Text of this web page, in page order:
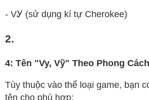
- VᎩ (sử dụng kí tự Cherokee)
2.
4: Tên "Vy, Vỹ" Theo Phong
Tùy thuộc vào thể loại game, bạn
tên cho phù hợp: